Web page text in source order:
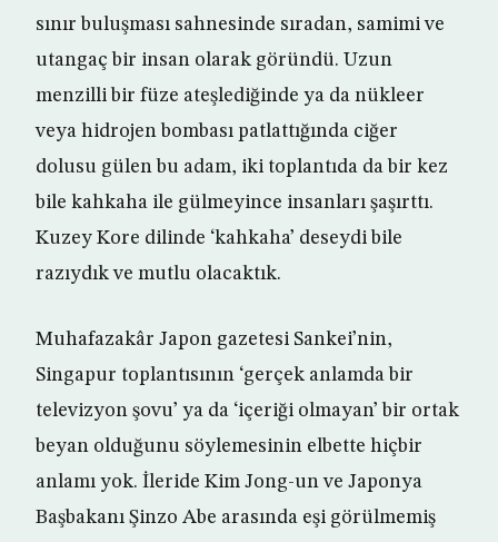
sınır buluşması sahnesinde sıradan, samimi ve
utangaç bir insan olarak göründü. Uzun
menzilli bir füze ateşlediğinde ya da nükleer
veya hidrojen bombası patlattığında ciğer
dolusu gülen bu adam, iki toplantıda da bir kez
bile kahkaha ile gülmeyince insanları şaşırttı.
Kuzey Kore dilinde ‘kahkaha’ deseydi bile
razıydık ve mutlu olacaktık.
Muhafazakâr Japon gazetesi Sankei’nin,
Singapur toplantısının ‘gerçek anlamda bir
televizyon şovu’ ya da ‘içeriği olmayan’ bir ortak
beyan olduğunu söylemesinin elbette hiçbir
anlamı yok. İleride Kim Jong-un ve Japonya
Başbakanı Şinzo Abe arasında eşi görülmemiş